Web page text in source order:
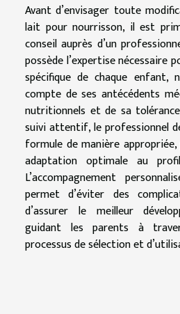
Avant d’envisager toute
lait pour nourrisson, il est
conseil auprès d’un
possède l’expertise nécessaire
spécifique de chaque enfant,
compte de ses antécédents
nutritionnels et de sa
suivi attentif, le professionnel
formule de manière
adaptation optimale au
L’accompagnement
permet d’éviter des
d’assurer le meilleur
guidant les parents à
processus de sélection et